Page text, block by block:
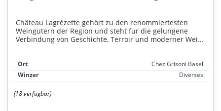
Château Lagrézette gehört zu den renommiertesten
Weingütern der Region und steht für die gelungene
Verbindung von Geschichte, Terroir und moderner Wei...
Ort
Chez Grisoni Basel
Winzer
Diverses
(18 verfügbar)